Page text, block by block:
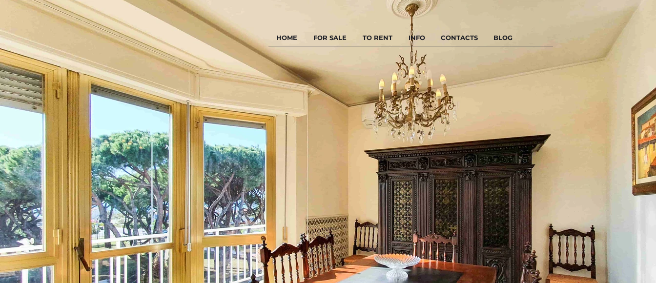
HOME FOR SALE TO RENT INFO CONTACTS BLOG